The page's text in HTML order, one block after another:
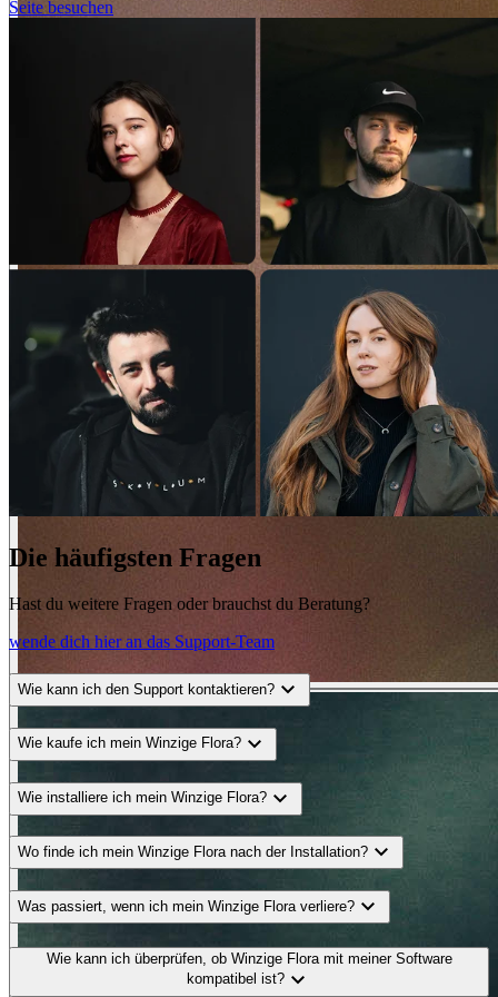
arrow_back_ios
arrow_forward_ios
AFTER
Seite besuchen
Die häufigsten Fragen
Hast du weitere Fragen oder brauchst du Beratung?
wende dich hier an das Support-Team
Wie kann ich den Support kontaktieren? expand_more
Wie kaufe ich mein Winzige Flora? expand_more
Wie installiere ich mein Winzige Flora? expand_more
Wo finde ich mein Winzige Flora nach der Installation? expand_more
Was passiert, wenn ich mein Winzige Flora verliere? expand_more
Wie kann ich überprüfen, ob Winzige Flora mit meiner Software
kompatibel ist? expand_more